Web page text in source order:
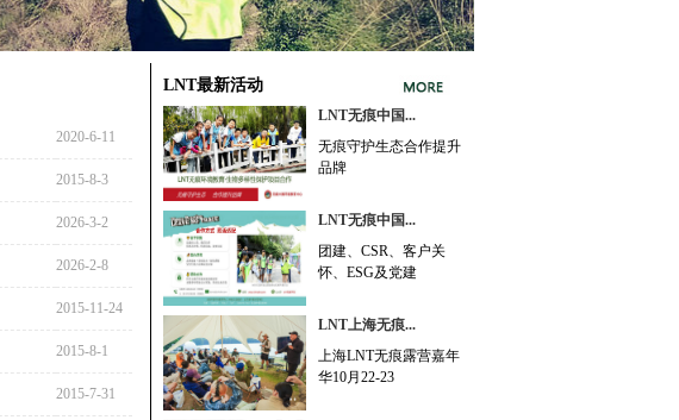
2020-6-11
2015-8-3
2026-3-2
2026-2-8
2015-11-24
2015-8-1
2015-7-31
LNT最新活动
LNT无痕中国...
无痕守护生态合作提升
品牌
LNT无痕中国...
团建、CSR、客户关
怀、ESG及党建
LNT上海无痕...
上海LNT无痕露营嘉年
华10月22-23